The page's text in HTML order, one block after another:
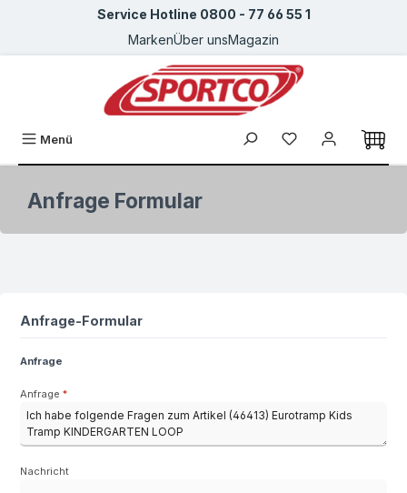
Zum Hauptinhalt springenService Hotline 0800 - 77 66 55 1
MarkenÜber unsMagazin
Menü Du hast 0
Anfrage Formular
Anfrage-Formular
Anfrage
Anfrage *
Nachricht